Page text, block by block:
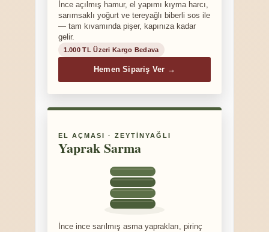
İnce açılmış hamur, el yapımı kıyma harcı,
sarımsaklı yoğurt ve tereyağlı biberli sos ile
— tam kıvamında pişer, kapınıza kadar
gelir.
1.000 TL Üzeri Kargo Bedava
Hemen Sipariş Ver →
EL AÇMASI · ZEYTINYAĞLI
Yaprak Sarma
İnce ince sarılmış asma yaprakları, pirinç